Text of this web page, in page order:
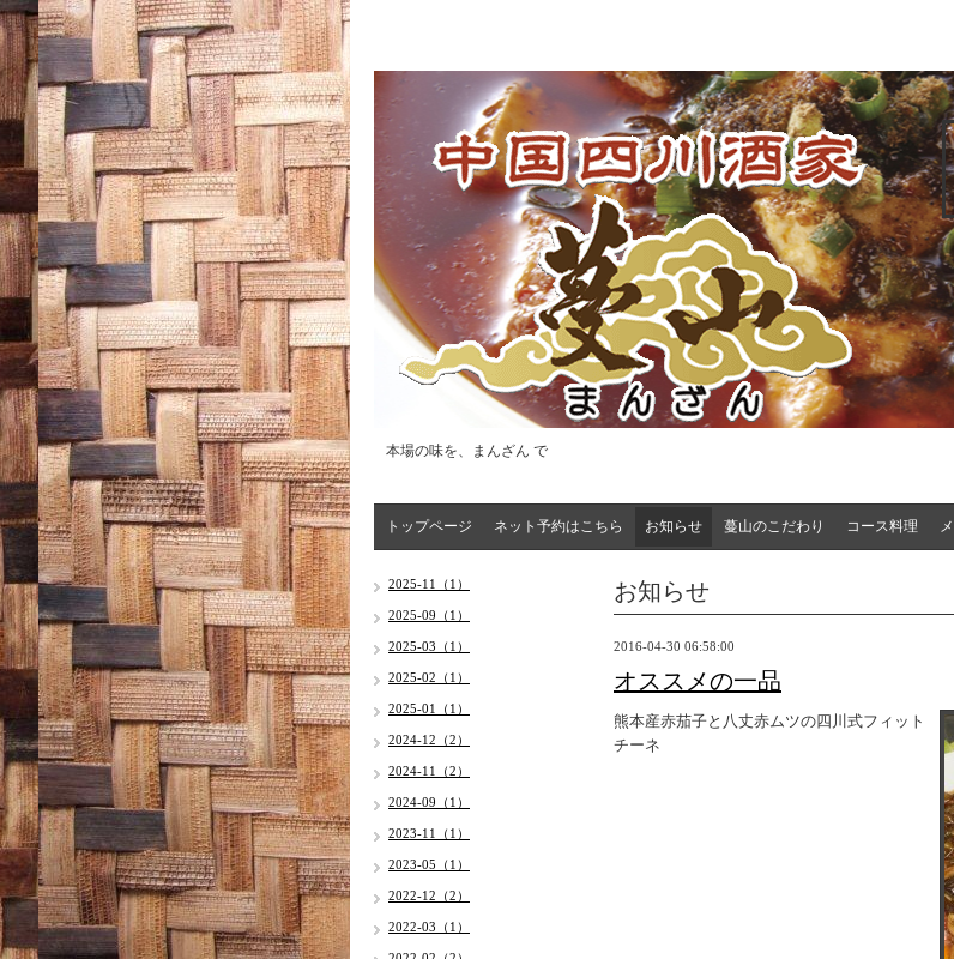
本場の味を、まんざん で
トップページ ネット予約はこちら お知らせ 蔓山のこだわり コース料理
お知らせ
2016-04-30 06:58:00
オススメの一品
熊本産赤茄子と八丈赤ムツの四川式フィット
チーネ
2025-11（1）
2025-09（1）
2025-03（1）
2025-02（1）
2025-01（1）
2024-12（2）
2024-11（2）
2024-09（1）
2023-11（1）
2023-05（1）
2022-12（2）
2022-03（1）